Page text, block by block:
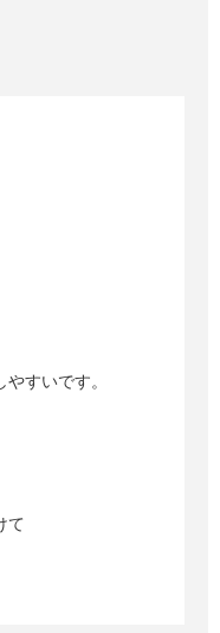
すいです。
て